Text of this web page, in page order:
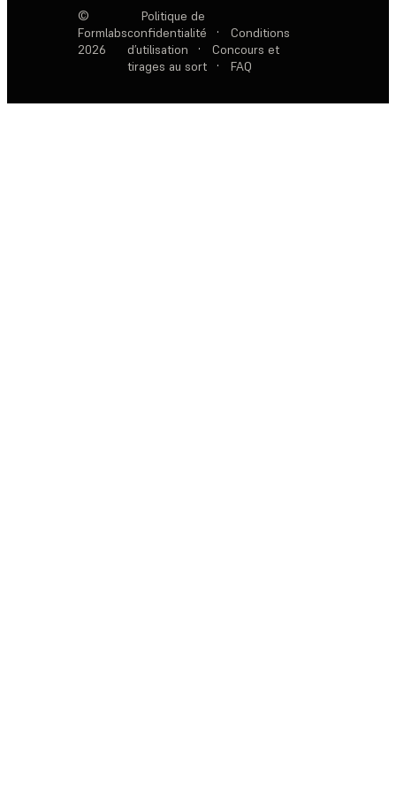
©
Formlabs
2026
Politique de
confidentialité
·
Conditions
d’utilisation
·
Concours et
tirages au sort
· FAQ